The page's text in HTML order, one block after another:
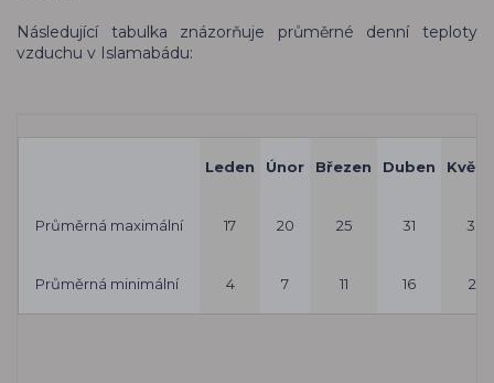
Následující tabulka znázorňuje průměrné denní teploty
vzduchu v Islamabádu:
Leden Únor Březen Duben
Průměrná maximální 17 20 25 31 36
Průměrná minimální 4 7 11 16 21